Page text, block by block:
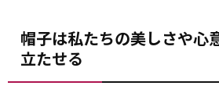
帽子は私たちの美しさや心
立たせる